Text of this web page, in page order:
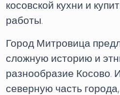
косовской кухни и
работы.
Город Митровица
сложную историю и
разнообразие Косово.
северную часть